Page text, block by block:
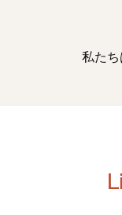
私た